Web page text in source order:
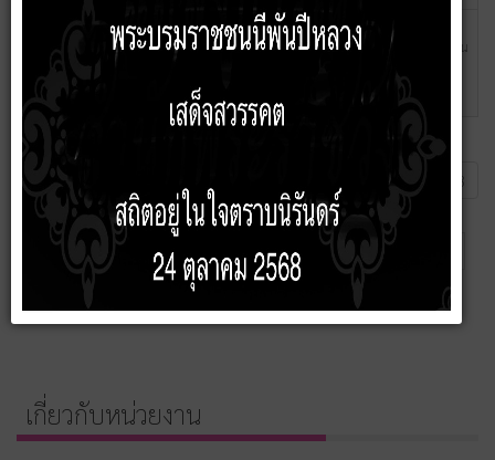
ตารางแสดงวงเงินงบประมาณที่ได้รับจัดสรรและราคากลางใน
งานจ้างก่อสร้าง โครงการปรับปรุงเสริมผิวถนน คสล.ซอยบ้าน
เชด อำเภอบัวเชด จังหวัดสุรินทร์
พฤศจิกายน
หน้าที่ 13 จาก 13
เริ่มต้น ก่อนหน้า 6 7 8
13 สุดท้าย
เกี่ยวกับหน่วยงาน